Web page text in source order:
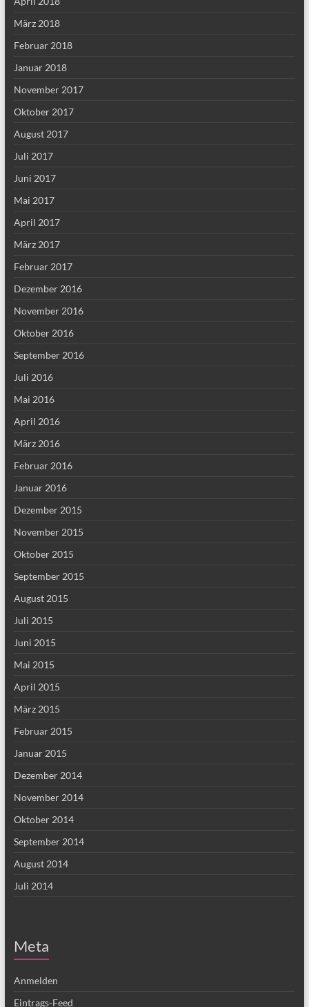
März 2018
Februar 2018
Januar 2018
November 2017
Oktober 2017
August 2017
Juli 2017
Juni 2017
Mai 2017
April 2017
März 2017
Februar 2017
Dezember 2016
November 2016
Oktober 2016
September 2016
Juli 2016
Mai 2016
April 2016
März 2016
Februar 2016
Januar 2016
Dezember 2015
November 2015
Oktober 2015
September 2015
August 2015
Juli 2015
Juni 2015
Mai 2015
April 2015
März 2015
Februar 2015
Januar 2015
Dezember 2014
November 2014
Oktober 2014
September 2014
August 2014
Juli 2014
Meta
Anmelden
Eintrags-Feed